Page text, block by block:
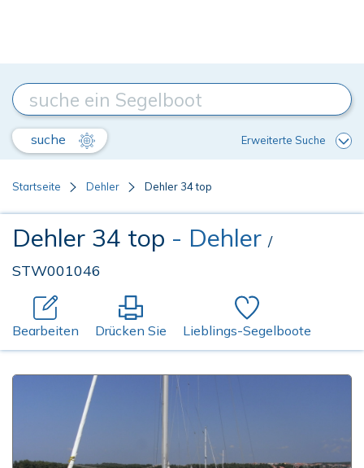
suche Erweiterte Suche
Startseite Dehler Dehler 34 top
Dehler 34 top - Dehler /
STW001046
Bearbeiten Drücken Sie Lieblings-Segelboote